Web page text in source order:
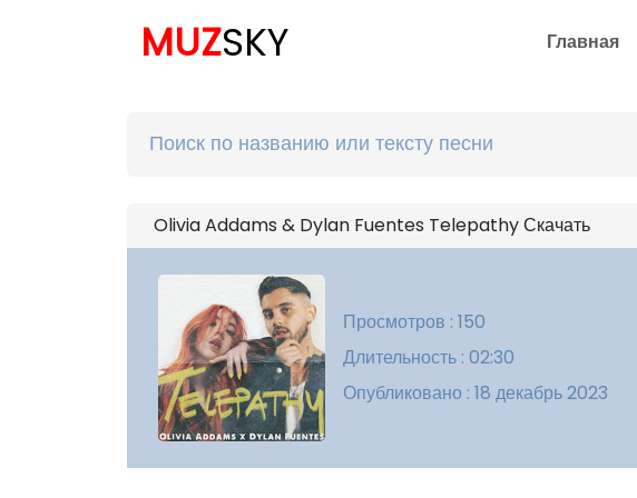
MUZSKY Главная
Olivia Addams & Dylan Fuentes Telepathy Скачать
Просмотров : 150
Длительность : 02:30
Опубликовано : 18 декабрь 2023